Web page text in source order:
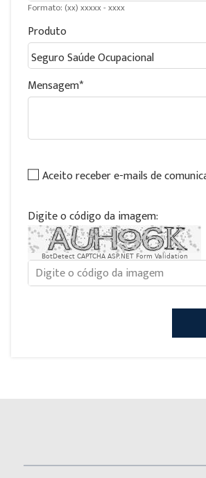
Formato: (xx) xxxxx - xxxx
Produto
Mensagem
Aceito receber e-mails de
Digite o código da imagem:
BotDetect CAPTCHA ASP.NET Form Validation